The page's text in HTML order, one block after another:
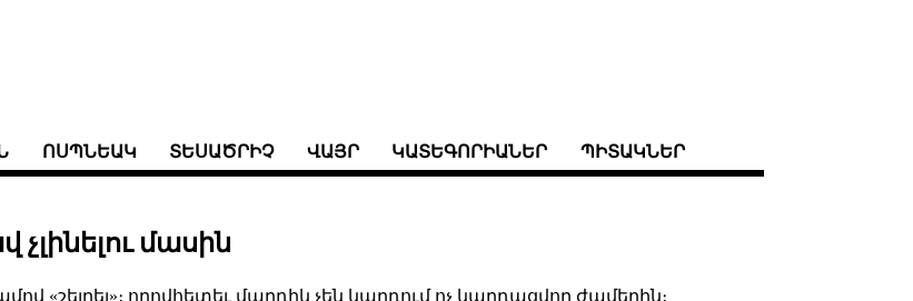
ՈՍՊՆԵԱԿ ՏԵՍԱԾՐԻՉ ՎԱՅՐ ԿԱՏԵԳՈՐԻԱՆԵՐ ՊԻՏԱԿՆԵՐ
մասին
«շեյրել»։ որովհետեւ մարդիկ չեն կարդում ոչ կարդացվող ժամերին։